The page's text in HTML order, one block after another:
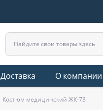
Доставка О компании
Костюм медицинский ЖК-73